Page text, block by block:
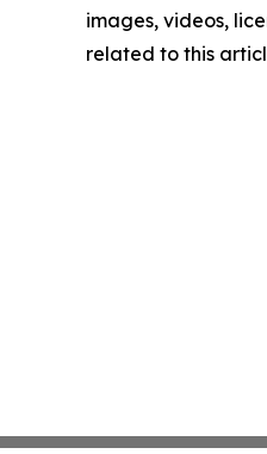
images, videos,
related to this